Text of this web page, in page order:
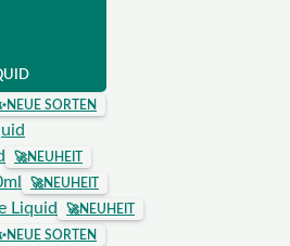
NEUE SORTEN
🚀NEUHEIT
🚀NEUHEIT
Liquid 🚀NEUHEIT
NEUE SORTEN